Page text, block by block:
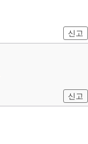
신고
신고